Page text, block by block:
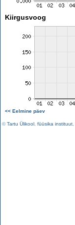
Kiirgusvoog
<< Eelmine päev
©Tartu Ülikool füüsika instituut